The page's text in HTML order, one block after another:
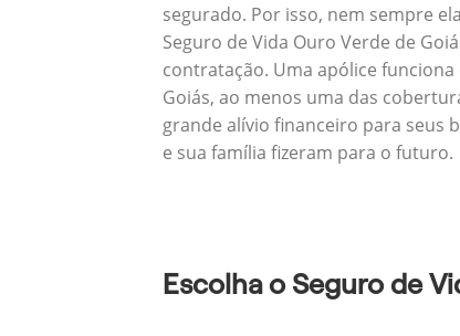
segurado. Por isso, nem sempre
Seguro de Vida Ouro Verde de
contratação. Uma apólice
Goiás, ao menos uma das
grande alívio financeiro para seus
e sua família fizeram para o futuro.
Escolha o Seguro de